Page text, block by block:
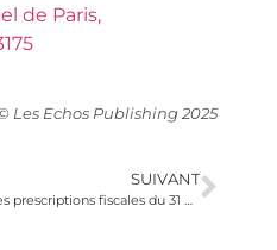
de Paris,
Les Echos Publishing 2025
SUIVANT